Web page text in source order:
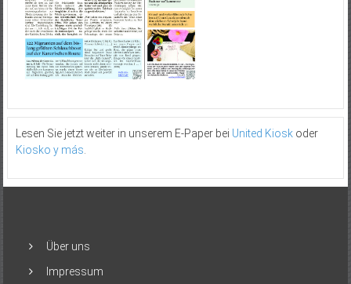
Lesen Sie jetzt weiter in unserem E-Paper bei United Kioskoder
Kiosko y más
Über uns
Impressum